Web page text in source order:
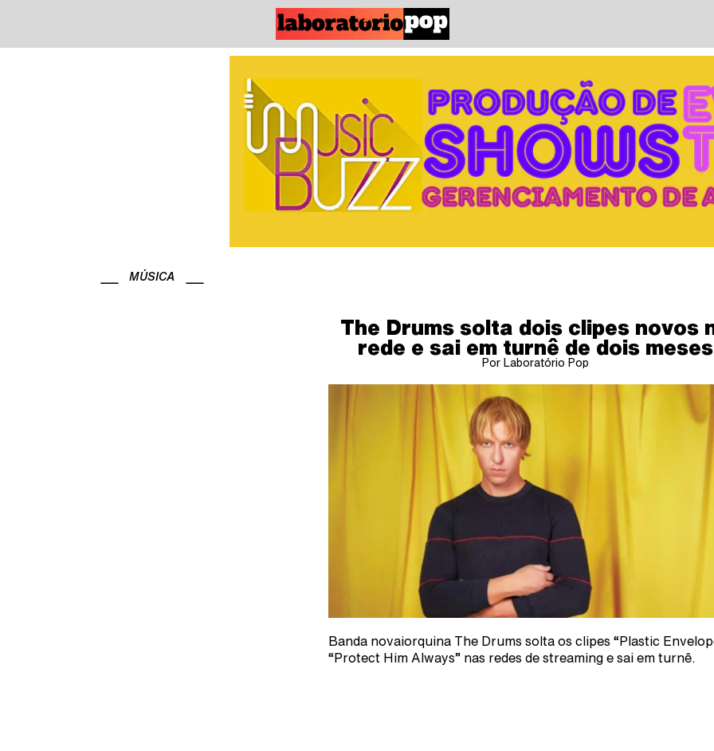
MÚSICA
The Drums solta dois clipes novos
rede e sai em turnê de dois meses
Por Laboratório Pop
Banda novaiorquina The Drums solta os clipes “Plastic
“Protect Him Always” nas redes de streaming e sai em turnê.